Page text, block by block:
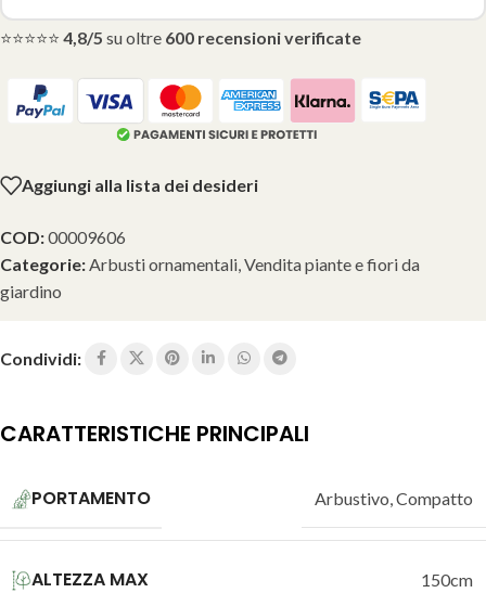
⭐⭐⭐⭐⭐ 4,8/5 su oltre 600 recensioni verificate
Aggiungi alla lista dei desideri
COD:00009606
Categorie: Arbusti ornamentali Vendita piante e fiori da
giardino
Condividi:
CARATTERISTICHE PRINCIPALI
PORTAMENTO Arbustivo,Compatto
ALTEZZA MAX 150cm